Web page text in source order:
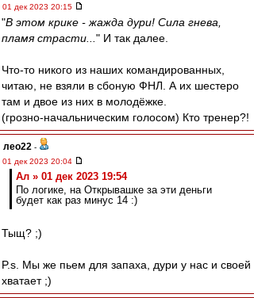
01 дек 2023 20:15
"В этом крике - жажда дури! Сила гнева,
пламя страсти... " И так далее.
Что-то никого из наших командированных,
читаю, не взяли в сбоную ФНЛ. А их шестеро
там и двое из них в молодёжке.
(грозно-начальническим голосом) Кто тренер?!
лео22 -
01 дек 2023 20:04
Ал » 01 дек 2023 19:54
По логике, на Открывашке за эти деньги
будет как раз минус 14 :)
Тыщ? ;)
P.s. Мы же пьем для запаха, дури у нас и своей
хватает ;)